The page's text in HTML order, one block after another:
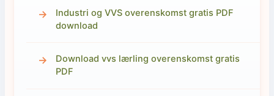
Industri og VVS overenskomst gratis PDF
download
Download vvs lærling overenskomst gratis
PDF